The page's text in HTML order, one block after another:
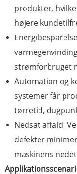
produkter,
højere
strømforbruget
Automation og
systemer får
tørretid,
Nedsat affald:
defekter
maskinens